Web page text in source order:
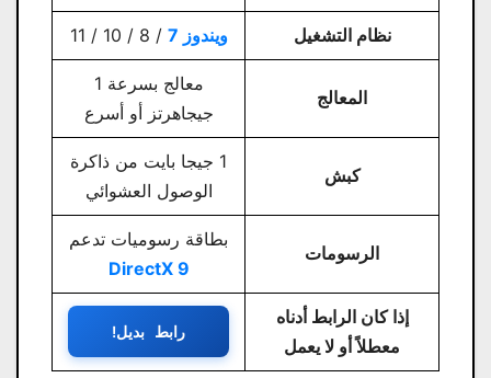
نظام التشغيل ويندوز 7 / 8 / 10 / 11
المعالج
معالج بسرعة 1
جيجاهرتز أو أسرع
كبش
1 جيجا بايت من ذاكرة
الوصول العشوائي
الرسومات
بطاقة رسوميات تدعم
DirectX 9
إذا كان الرابط أدناه
معطلاً أو لا يعمل
رابط بديل!